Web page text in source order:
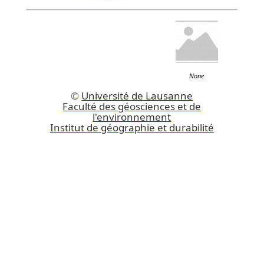
None
© Université de Lausanne
Faculté des géosciences et de
l'environnement
Institut de géographie et durabilité